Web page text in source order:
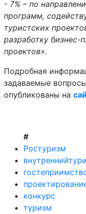
- 7% – по
программ,
туристских
разработку бизнес-
проектов».
Подробная
задаваемые
опубликованы на
#
Ростуризм
конкурс
туризм